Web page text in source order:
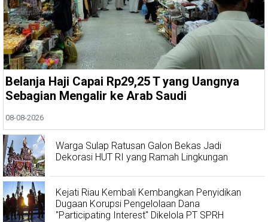
Belanja Haji Capai Rp29,25 T yang Uangnya
Sebagian Mengalir ke Arab Saudi
08-08-2026
Warga Sulap Ratusan Galon Bekas Jadi
Dekorasi HUT RI yang Ramah Lingkungan
Kejati Riau Kembali Kembangkan Penyidikan
Dugaan Korupsi Pengelolaan Dana
"Participating Interest" Dikelola PT SPRH